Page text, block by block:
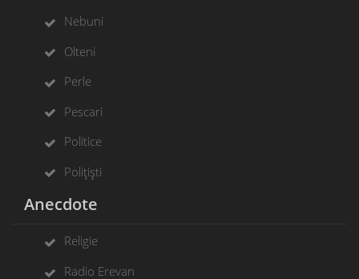
Nebuni
Olteni
Perle
Pescari
Politice
Polițiști
Anecdote
Religie
Radio Erevan